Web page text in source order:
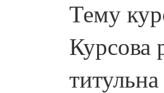
Тему
Курсова